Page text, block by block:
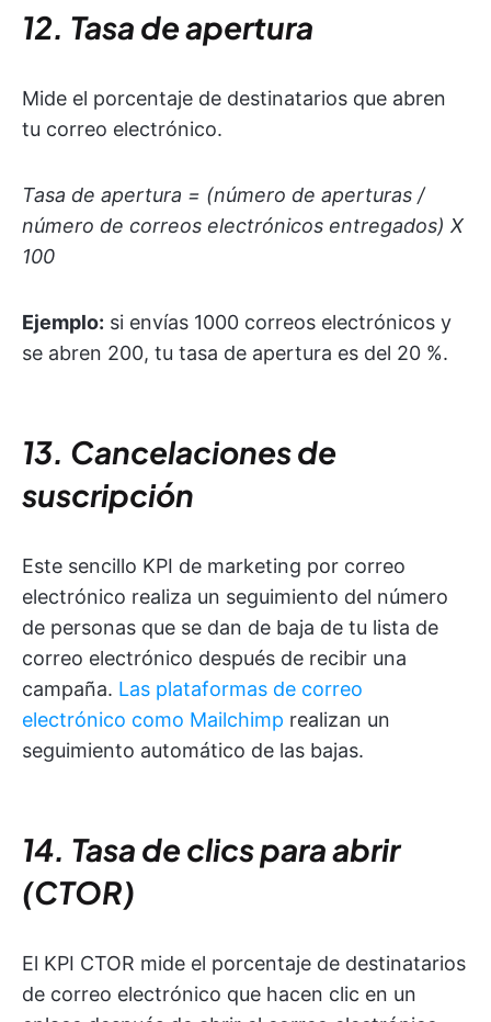
12. Tasa de apertura
Mide el porcentaje de destinatarios que abren
tu correo electrónico.
Tasa de apertura = (número de aperturas /
número de correos electrónicos entregados) X
100
Ejemplo: si envías 1000 correos electrónicos y
se abren 200, tu tasa de apertura es del 20 %.
13. Cancelaciones de
suscripción
Este sencillo KPI de marketing por correo
electrónico realiza un seguimiento del número
de personas que se dan de baja de tu lista de
correo electrónico después de recibir una
campaña. Las plataformas de correo
electrónico como Mailchimp realizan un
seguimiento automático de las bajas.
14. Tasa de clics para abrir
(CTOR)
El KPI CTOR mide el porcentaje de destinatarios
de correo electrónico que hacen clic en un